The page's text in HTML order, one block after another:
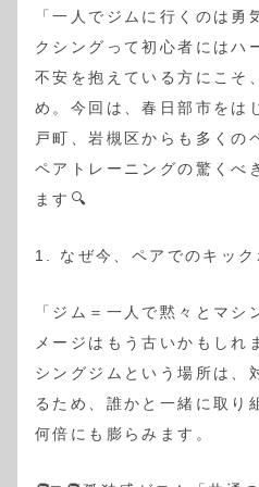
「一人でジムに行くのは
クシングって初心者にはハ
不安を抱えている方にこそ
め。今回は、春日部市をは
戸町、岩槻区からも多くの
ペアトレーニングの驚くべ
ます🔍
1. なぜ今、ペアでのキック
「ジム＝一人で黙々とマシ
メージはもう古いかもしれ
シングジムという場所は、
るため、誰かと一緒に取り
何倍にも膨らみます。